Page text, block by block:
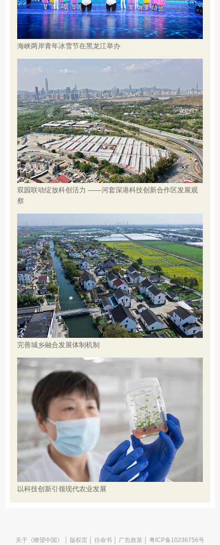
海峡两岸青年冰雪节在黑龙江举办
双园联动绽放科创活力 ——河套深港科技创新合作区发展观
察
完善城乡融合发展体制机制
以科技创新引领现代农业发展
关于《瞭望中国》 版权页 任命书 广告政策 │ 粤ICP备10236756号